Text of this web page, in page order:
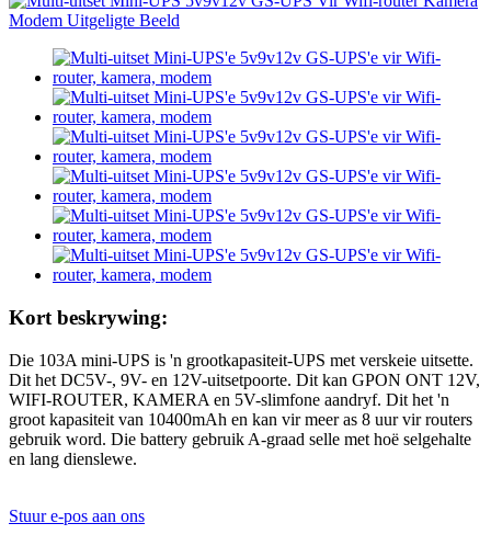
Kort beskrywing:
Die 103A mini-UPS is 'n grootkapasiteit-UPS met verskeie uitsette.
Dit het DC5V-, 9V- en 12V-uitsetpoorte. Dit kan GPON ONT 12V,
WIFI-ROUTER, KAMERA en 5V-slimfone aandryf. Dit het 'n
groot kapasiteit van 10400mAh en kan vir meer as 8 uur vir routers
gebruik word. Die battery gebruik A-graad selle met hoë selgehalte
en lang dienslewe.
Stuur e-pos aan ons